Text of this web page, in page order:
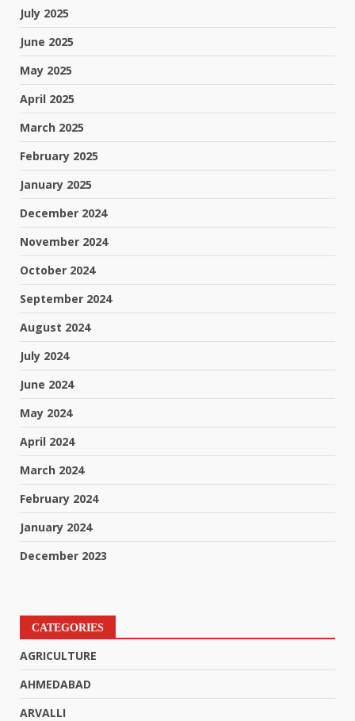
July 2025
June 2025
May 2025
April 2025
March 2025
February 2025
January 2025
December 2024
November 2024
October 2024
September 2024
August 2024
July 2024
June 2024
May 2024
April 2024
March 2024
February 2024
January 2024
December 2023
CATEGORIES
AGRICULTURE
AHMEDABAD
ARVALLI